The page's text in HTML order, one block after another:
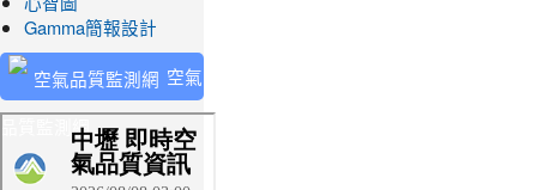
Gamma簡報設計
空氣
品質監測網